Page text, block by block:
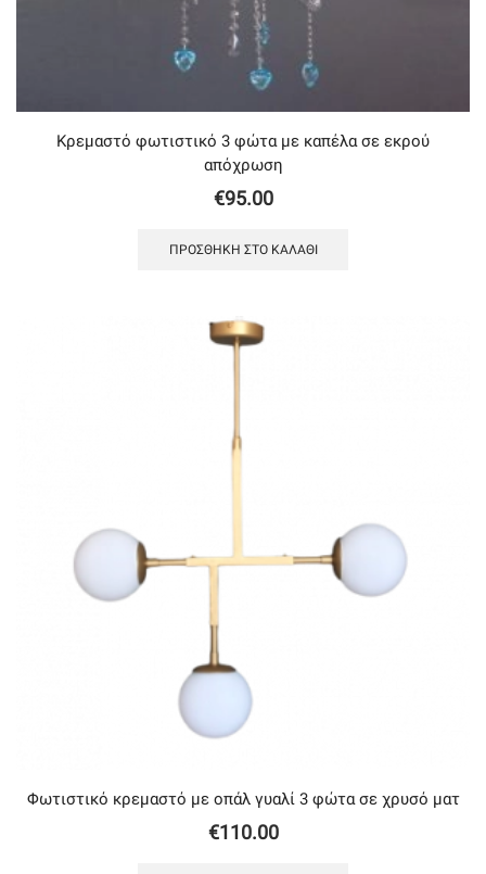
Κρεμαστό φωτιστικό 3 φώτα με καπέλα σε εκρού
απόχρωση
€95.00
ΠΡΟΣΘΉΚΗ ΣΤΟ ΚΑΛΆΘΙ
Φωτιστικό κρεμαστό με oπάλ γυαλί 3 φώτα σε χρυσό ματ
€110.00